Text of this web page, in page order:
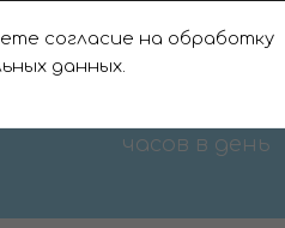
согласие на обработку
данных.
9
часов в день